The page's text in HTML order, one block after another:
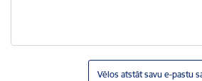
Vēlos atstāt savu e-pastu